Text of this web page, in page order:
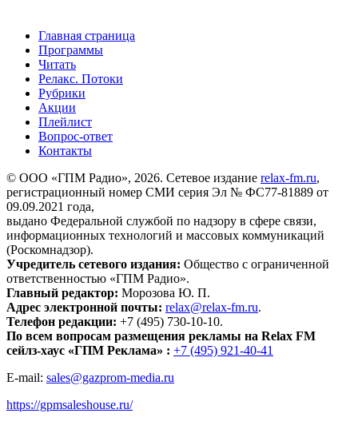
Главная страница
Программы
Читать
Релакс. Потоки
Рубрики
Акции
Плейлист
Вопрос-ответ
Контакты
© ООО «ГПМ Радио», 2026. Сетевое издание relax-fm.ru,
регистрационный номер СМИ серия Эл № ФС77-81889 от
09.09.2021 года,
выдано Федеральной службой по надзору в сфере связи,
информационных технологий и массовых коммуникаций
(Роскомнадзор).
Учредитель сетевого издания: Общество с ограниченной
ответственностью «ГПМ Радио».
Главный редактор: Морозова Ю. П.
Адрес электронной почты: relax@relax-fm.ru.
Телефон редакции: +7 (495) 730-10-10.
По всем вопросам размещения рекламы на Relax FM
сейлз-хаус «ГПМ Реклама» : +7 (495) 921-40-41
E-mail: sales@gazprom-media.ru
https://gpmsaleshouse.ru/